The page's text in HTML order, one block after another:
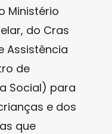
Ministério
do Cras
Assistência
de
Social) para
e dos
que